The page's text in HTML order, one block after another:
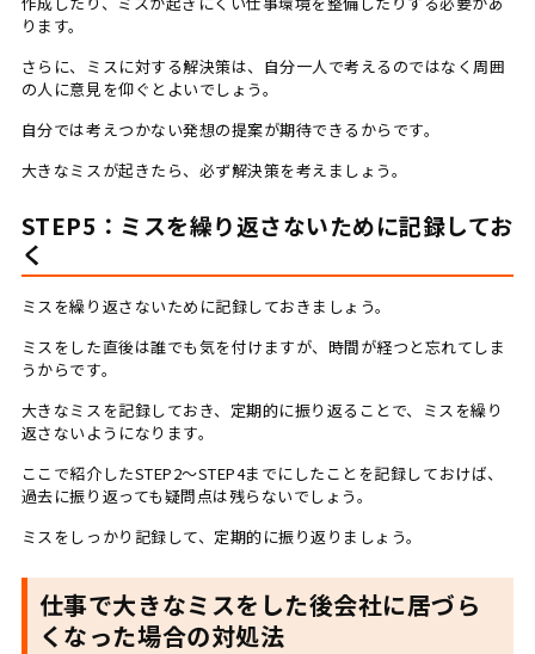
ります。
さらに、ミスに対する解決策は、自分一人で考えるのではなく周囲
の人に意見を仰ぐとよいでしょう。
自分では考えつかない発想の提案が期待できるからです。
大きなミスが起きたら、必ず解決策を考えましょう。
STEP5：ミスを繰り返さないために記録してお
く
ミスを繰り返さないために記録しておきましょう。
ミスをした直後は誰でも気を付けますが、時間が経つと忘れてしま
うからです。
大きなミスを記録しておき、定期的に振り返ることで、ミスを繰り
返さないようになります。
ここで紹介したSTEP2〜STEP4までにしたことを記録しておけば、
過去に振り返っても疑問点は残らないでしょう。
ミスをしっかり記録して、定期的に振り返りましょう。
仕事で大きなミスをした後会社に居づら
くなった場合の対処法